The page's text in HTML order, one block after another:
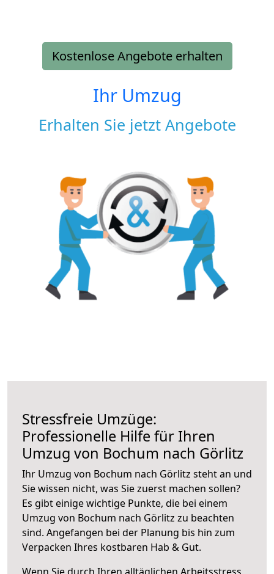
Kostenlose Angebote erhalten
Ihr Umzug
Erhalten Sie jetzt Angebote
Stressfreie Umzüge:
Professionelle Hilfe für Ihren
Umzug von Bochum nach Görlitz
Ihr Umzug von Bochum nach Görlitz steht an und
Sie wissen nicht, was Sie zuerst machen sollen?
Es gibt einige wichtige Punkte, die bei einem
Umzug von Bochum nach Görlitz zu beachten
sind. Angefangen bei der Planung bis hin zum
Verpacken Ihres kostbaren Hab & Gut.